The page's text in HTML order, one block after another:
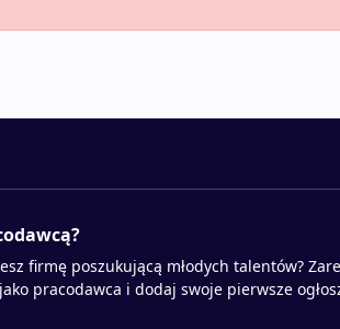
firmę poszukującą młodych talentów?
pracodawca i dodaj swoje pierwsze